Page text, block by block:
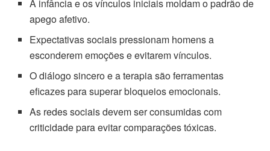
A infância e os vínculos iniciais moldam o padrão de
apego afetivo.
Expectativas sociais pressionam homens a
esconderem emoções e evitarem vínculos.
O diálogo sincero e a terapia são ferramentas
eficazes para superar bloqueios emocionais.
As redes sociais devem ser consumidas com
criticidade para evitar comparações tóxicas.